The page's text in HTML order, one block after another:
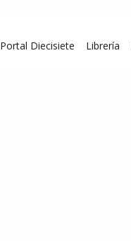
Portal Diecisiete Librería